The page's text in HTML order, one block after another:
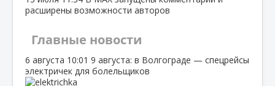
расширены возможности авторов
Главные новости
6 августа 10:01 9 августа: в Волгограде — спецрейсы
электричек для болельщиков